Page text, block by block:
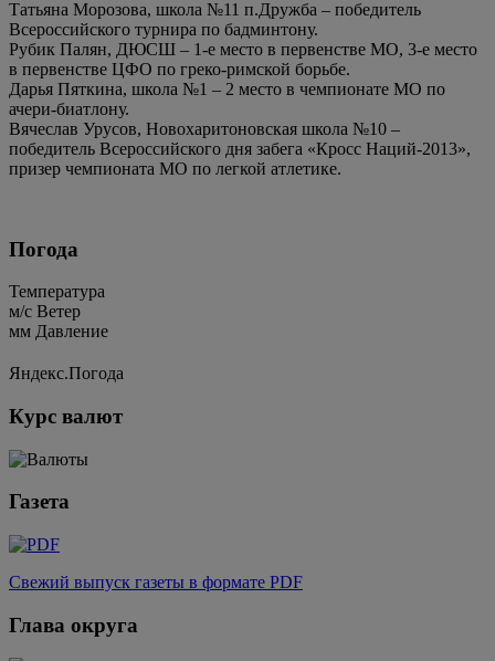
Татьяна Морозова, школа №11 п.Дружба – победитель
Всероссийского турнира по бадминтону.
Рубик Палян, ДЮСШ – 1-е место в первенстве МО, 3-е место
в первенстве ЦФО по греко-римской борьбе.
Дарья Пяткина, школа №1 – 2 место в чемпионате МО по
ачери-биатлону.
Вячеслав Урусов, Новохаритоновская школа №10 –
победитель Всероссийского дня забега «Кросс Наций-2013»,
призер чемпионата МО по легкой атлетике.
Погода
Температура
м/c Ветер
мм Давление
Яндекс.Погода
Курс валют
Газета
Свежий выпуск газеты в формате PDF
Глава округа